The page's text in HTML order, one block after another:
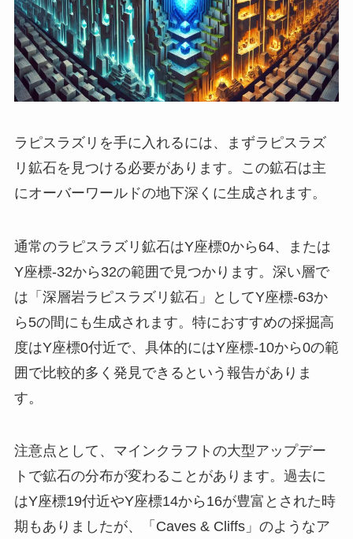
ラピスラズリを手に入れるには、まずラピスラズ
リ鉱石を見つける必要があります。この鉱石は主
にオーバーワールドの地下深くに生成されます。
通常のラピスラズリ鉱石はY座標0から64、または
Y座標-32から32の範囲で見つかります。深い層で
は「深層岩ラピスラズリ鉱石」としてY座標-63か
ら5の間にも生成されます。特におすすめの採掘高
度はY座標0付近で、具体的にはY座標-10から0の範
囲で比較的多く発見できるという報告がありま
す。
注意点として、マインクラフトの大型アップデー
トで鉱石の分布が変わることがあります。過去に
はY座標19付近やY座標14から16が豊富とされた時
期もありましたが、「Caves & Cliffs」のようなア